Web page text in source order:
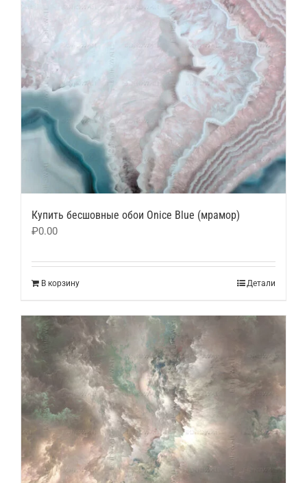
Купить бесшовные обои Onice Blue (мрамор)
₽0.00
В корзину Детали